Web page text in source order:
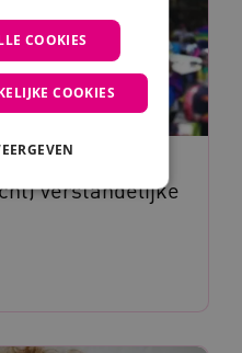
voor
verstandelijke
COOKIES
COOKIES